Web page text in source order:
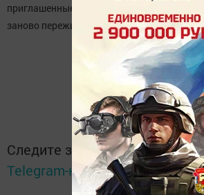
приглашенные со слезами на глазах
заново переживая то тяжелое время.
Следите за самым важным и
Telegram-каналеТатмедиа